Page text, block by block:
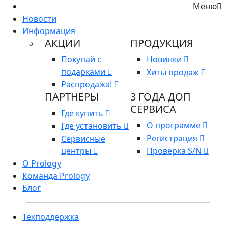
Меню
Новости
Информация
АКЦИИ
Покупай с
подарками
Распродажа!
ПРОДУКЦИЯ
Новинки
Хиты продаж
ПАРТНЕРЫ
Где купить
Где установить
Сервисные
центры
3 ГОДА ДОП
СЕРВИСА
О программе
Регистрация
Проверка S/N
О Prology
Команда Prology
Блог
Техподдержка